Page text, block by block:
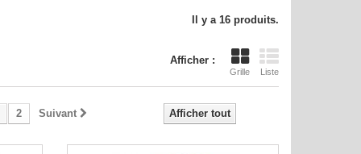
Il y a 16 produits.
Afficher :
Grille Liste
Afficher tout
2 Suivant